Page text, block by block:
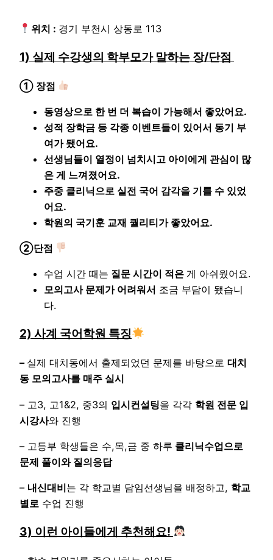
위치 : 경기 부천시 상동로 113
1) 실제 수강생의 학부모가 말하는 장/단점
① 장점
동영상으로 한 번 더 복습이 가능해서 좋았어요.
성적 장학금 등 각종 이벤트들이 있어서 동기 부
여가 됐어요.
선생님들이 열정이 넘치시고 아이에게 관심이 많
은 게 느껴졌어요.
주중 클리닉으로 실전 국어 감각을 기를 수 있었
어요.
학원의 국기훈 교재 퀄리티가 좋았어요.
②단점
수업 시간 때는 질문 시간이 적은 게 아쉬웠어요.
모의고사 문제가 어려워서 조금 부담이 됐습니
다.
2) 사계 국어학원 특징
– 실제 대치동에서 출제되었던 문제를 바탕으로 대치
동 모의고사를 매주 실시
– 고3, 고1&2, 중3의 입시컨설팅을 각각 학원 전문 입
시강사와 진행
– 고등부 학생들은 수,목,금 중 하루 클리닉수업으로
문제 풀이와 질의응답
– 내신대비는 각 학교별 담임선생님을 배정하고, 학교
별로 수업 진행
3) 이런 아이들에게 추천해요!